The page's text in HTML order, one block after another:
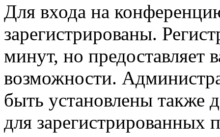
Для входа на
зарегистрированы.
минут, но предоставляет
возможности.
быть установлены также
для зарегистрированных